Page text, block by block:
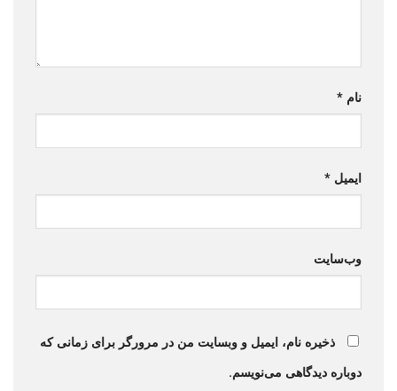
نام *
ایمیل *
وب‌سایت
ذخیره نام، ایمیل و وبسایت من در مرورگر برای زمانی که
دوباره دیدگاهی می‌نویسم.